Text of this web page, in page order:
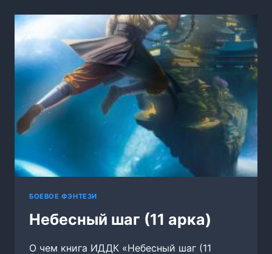
2)
БОЕВОЕ ФЭНТЕЗИ
Небесный шаг (11 арка)
О чем книга ИДДК «Небесный шаг (11